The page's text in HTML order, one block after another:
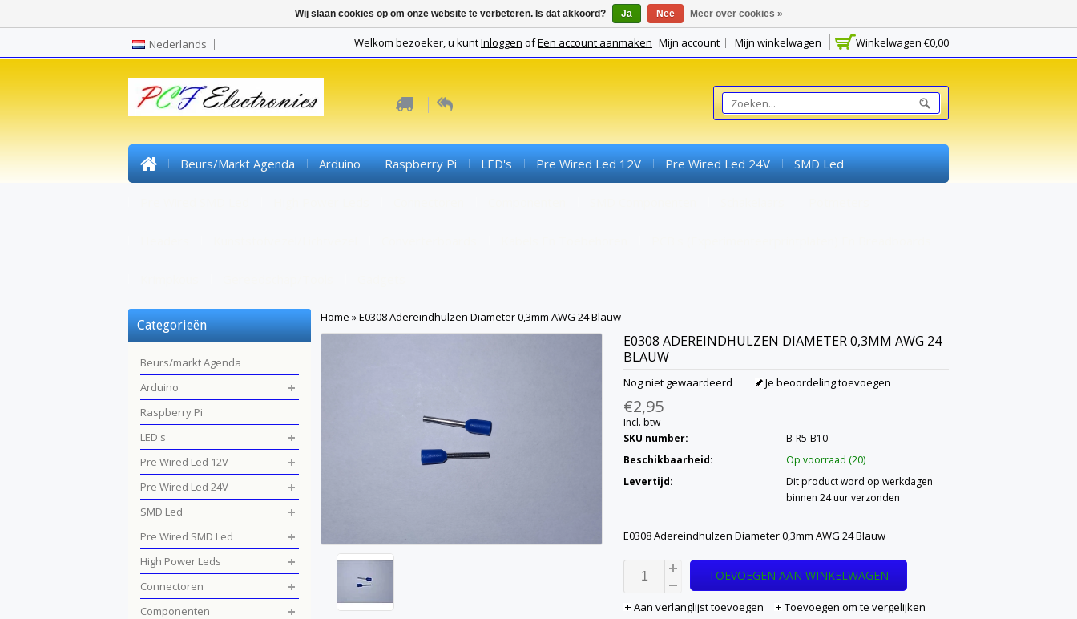
Nederlands Winkelwagen €0,00
Welkom bezoeker, u kuntInloggen ofEen account aanmaken Mijn account Mijn winkelwagen
Beurs/markt Agenda Arduino Raspberry Pi LED's Pre Wired Led 12V Pre Wired Led 24V SMD Led
Home »E0308 Adereindhulzen Diameter 0,3mm AWG 24 Blauw
E0308 ADEREINDHULZEN DIAMETER 0,3MM AWG 24
BLAUW
Nog niet gewaardeerd Je beoordeling toevoegen
€2,95
Incl. btw
SKU number:
B-R5-B10
Beschikbaarheid:
Op voorraad (20)
Levertijd:
Dit product word op werkdagen
binnen 24 uur verzonden
E0308 Adereindhulzen Diameter 0,3mm AWG 24 Blauw
TOEVOEGEN AAN WINKELWAGEN
Aan verlanglijst toevoegen Toevoegen om te vergelijken
Categorieën
Beurs/markt Agenda
Arduino
Raspberry Pi
LED's
Pre Wired Led 12V
Pre Wired Led 24V
SMD Led
Pre Wired SMD Led
High Power Leds
Connectoren
Componenten
Wij slaan cookies op om onze website te verbeteren. Is dat akkoord? Ja Nee Meer over cookies »